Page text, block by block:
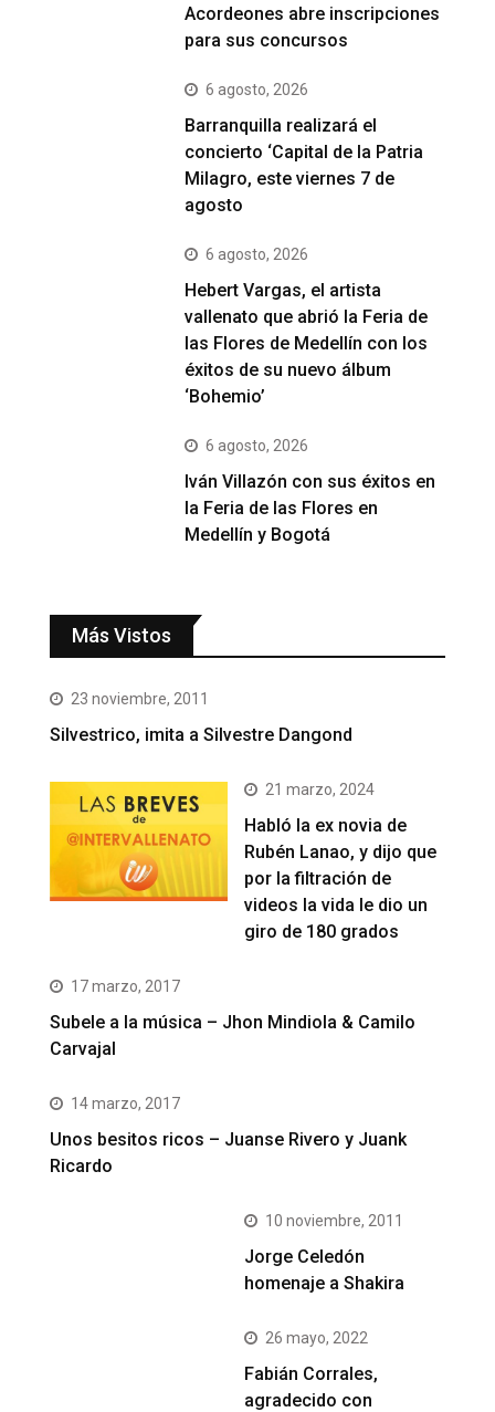
Acordeones abre inscripciones
para sus concursos
6 agosto, 2026
Barranquilla realizará el
concierto ‘Capital de la Patria
Milagro, este viernes 7 de
agosto
6 agosto, 2026
Hebert Vargas, el artista
vallenato que abrió la Feria de
las Flores de Medellín con los
éxitos de su nuevo álbum
‘Bohemio’
6 agosto, 2026
Iván Villazón con sus éxitos en
la Feria de las Flores en
Medellín y Bogotá
Más Vistos
23 noviembre, 2011
Silvestrico, imita a Silvestre Dangond
21 marzo, 2024
Habló la ex novia de
Rubén Lanao, y dijo que
por la filtración de
videos la vida le dio un
giro de 180 grados
17 marzo, 2017
Subele a la música – Jhon Mindiola & Camilo
Carvajal
14 marzo, 2017
Unos besitos ricos – Juanse Rivero y Juank
Ricardo
10 noviembre, 2011
Jorge Celedón
homenaje a Shakira
26 mayo, 2022
Fabián Corrales,
agradecido con